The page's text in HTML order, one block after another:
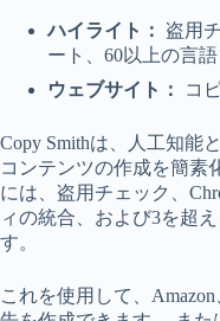
ハイライト： 盗用
ート、60以上の言語
ウェブサイト：
コ
Copy Smithは、人工知能
コンテンツの作成を簡素
には、盗用チェック、
ィの統合、および3を超
す。
これを使用して、